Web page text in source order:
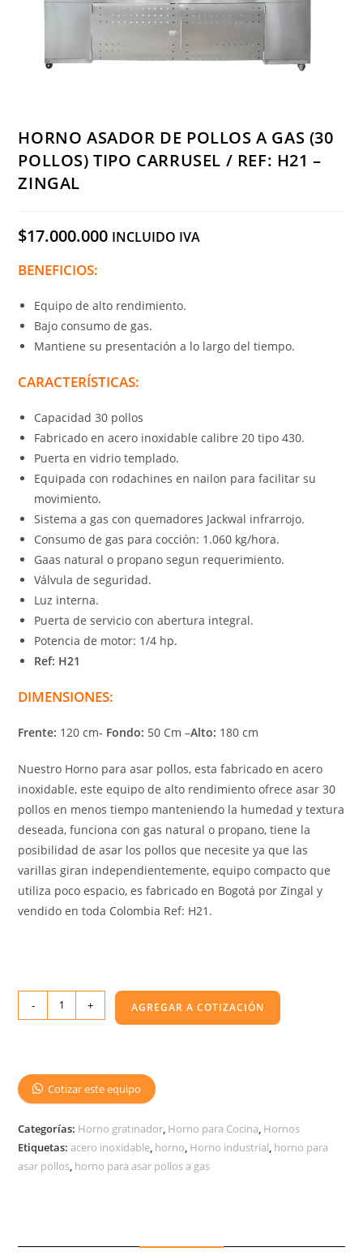
HORNO ASADOR DE POLLOS A GAS (30
POLLOS) TIPO CARRUSEL / REF: H21 –
ZINGAL
$17.000.000 INCLUIDO IVA
BENEFICIOS:
Equipo de alto rendimiento.
Bajo consumo de gas.
Mantiene su presentación a lo largo del tiempo.
CARACTERÍSTICAS:
Capacidad 30 pollos
Fabricado en acero inoxidable calibre 20 tipo 430.
Puerta en vidrio templado.
Equipada con rodachines en nailon para facilitar su
movimiento.
Sistema a gas con quemadores Jackwal infrarrojo.
Consumo de gas para cocción: 1.060 kg/hora.
Gaas natural o propano segun requerimiento.
Válvula de seguridad.
Luz interna.
Puerta de servicio con abertura integral.
Potencia de motor: 1/4 hp.
Ref: H21
DIMENSIONES:
Frente: 120 cm- Fondo: 50 Cm –Alto: 180 cm
Nuestro Horno para asar pollos, esta fabricado en acero
inoxidable, este equipo de alto rendimiento ofrece asar 30
pollos en menos tiempo manteniendo la humedad y textura
deseada, funciona con gas natural o propano, tiene la
posibilidad de asar los pollos que necesite ya que las
varillas giran independientemente, equipo compacto que
utiliza poco espacio, es fabricado en Bogotá por Zingal y
vendido en toda Colombia Ref: H21.
- + AGREGAR A COTIZACIÓN
Cotizar este equipo
Categorías: Horno gratinador Horno para Cocina Hornos
Etiquetas:acero inoxidable horno Horno industrial horno para
asar pollos horno para asar pollos a gas